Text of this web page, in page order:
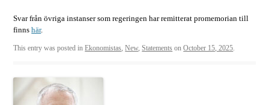
Svar från övriga instanser som regeringen har remitterat promemorian till
finnshär.
This entry was posted inEkonomistas,New,Statements onOctober 15, 2025.